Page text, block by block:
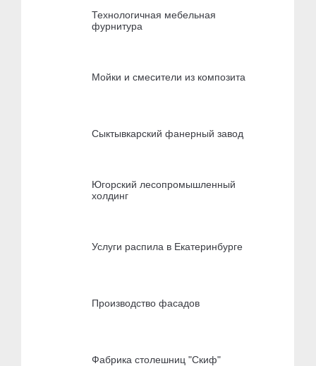
Технологичная мебельная
фурнитура
Мойки и смесители из композита
Сыктывкарский фанерный завод
Югорский лесопромышленный
холдинг
Услуги распила в Екатеринбурге
Производство фасадов
Фабрика столешниц "Скиф"